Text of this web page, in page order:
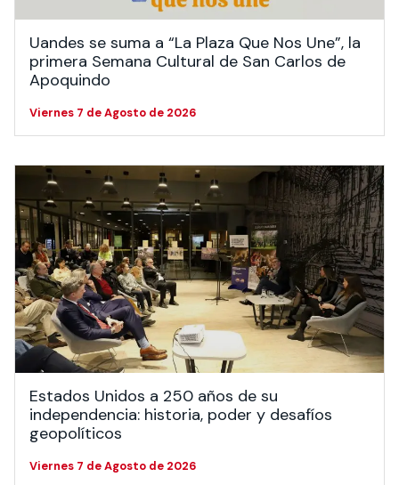
Uandes se suma a “La Plaza Que Nos Une”, la
primera Semana Cultural de San Carlos de
Apoquindo
Viernes 7 de Agosto de 2026
Estados Unidos a 250 años de su
independencia: historia, poder y desafíos
geopolíticos
Viernes 7 de Agosto de 2026